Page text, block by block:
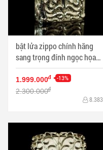
bật lửa zippo chính hãng
sang trọng đính ngọc họa
tiết hoa văn tinh xảo
1.999.000đ -13%
2.300.000đ
8.383